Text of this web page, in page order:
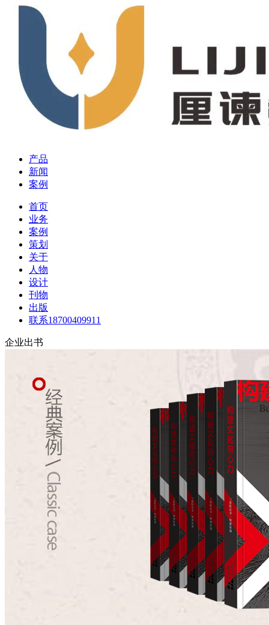
产品
新闻
案例
首页
业务
案例
策划
关于
人物
设计
刊物
出版
联系18700409911
企业出书